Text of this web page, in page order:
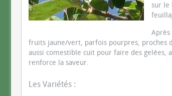
sur le
Après
fruits jaune/vert, parfois pourpres, proches
aussi comestible cuit pour faire des gelées,
renforce la saveur.
Les Variétés :